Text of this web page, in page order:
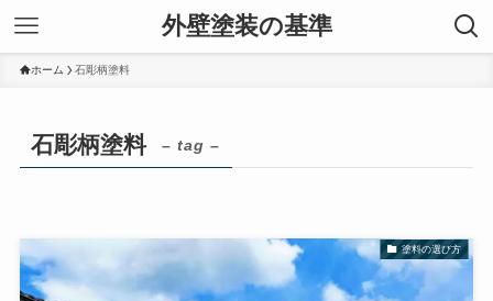
外壁塗装の基準
ホーム 石彫柄塗料
石彫柄塗料 – tag –
塗料の選び方